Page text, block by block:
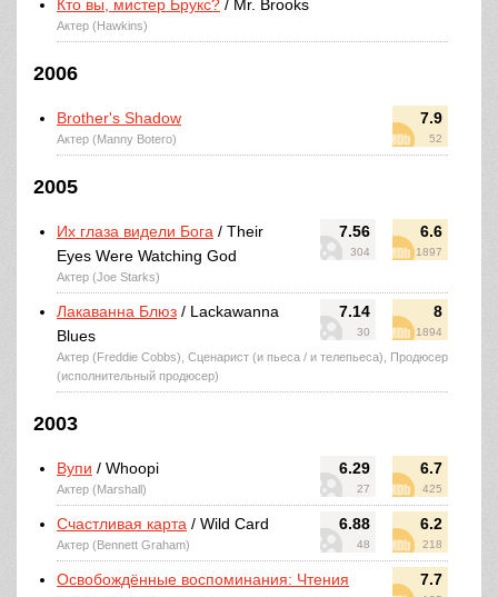
Кто вы, мистер Брукс? / Mr. Brooks
Актер (Hawkins)
2006
7.9
52
Brother's Shadow
Актер (Manny Botero)
2005
7.56
304
6.6
1897
Их глаза видели Бога / Their
Eyes Were Watching God
Актер (Joe Starks)
7.14
30
8
1894
Лакаванна Блюз / Lackawanna
Blues
Актер (Freddie Cobbs), Сценарист (и пьеса / и телепьеса), Продюсер
(исполнительный продюсер)
2003
6.29
27
6.7
425
Вупи / Whoopi
Актер (Marshall)
6.88
48
6.2
218
Счастливая карта / Wild Card
Актер (Bennett Graham)
7.7
Освобождённые воспоминания: Чтения